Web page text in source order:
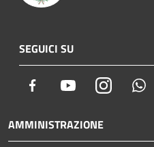
SEGUICI SU
Facebook YoutubeInstagram
AMMINISTRAZIONE